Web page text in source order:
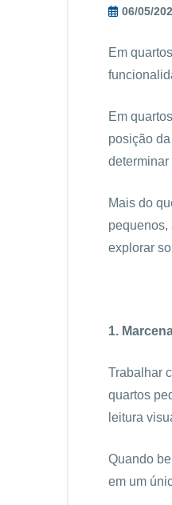
06/05/
Em
Em
posição
Mais do
explorar
1.
Trabalhar
quartos
leitura
Quando
em um